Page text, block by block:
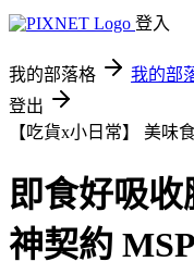
登入
我的部落格 我的部
登出
【吃貨x小日常】 美味
即食好吸
神契約